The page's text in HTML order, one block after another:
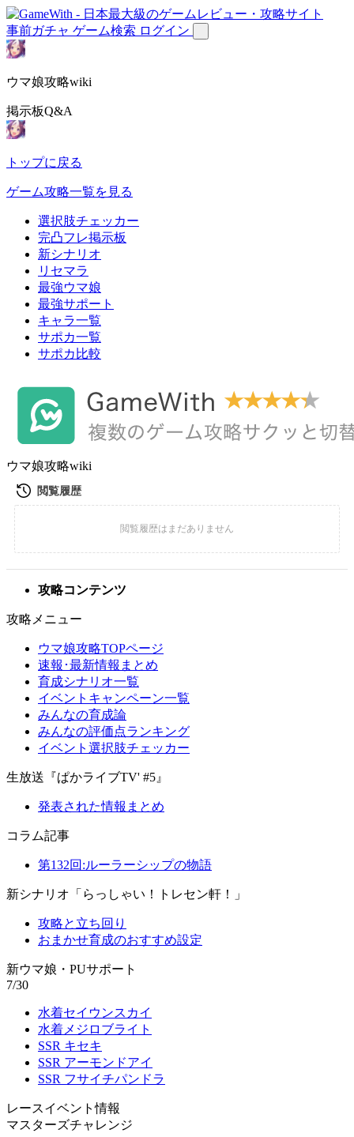
事前ガチャ ゲーム検索 ログイン
ウマ娘攻略wiki
掲示板Q&A
トップに戻る
ゲーム攻略一覧を見る
選択肢チェッカー
完凸フレ掲示板
新シナリオ
リセマラ
最強ウマ娘
最強サポート
キャラ一覧
サポカ一覧
サポカ比較
ウマ娘攻略wiki
攻略コンテンツ
攻略メニュー
ウマ娘攻略TOPページ
速報･最新情報まとめ
育成シナリオ一覧
イベントキャンペーン一覧
みんなの育成論
みんなの評価点ランキング
イベント選択肢チェッカー
生放送『ぱかライブTV' #5』
発表された情報まとめ
コラム記事
第132回:ルーラーシップの物語
新シナリオ「らっしゃい！トレセン軒！」
攻略と立ち回り
おまかせ育成のおすすめ設定
新ウマ娘・PUサポート
7/30
水着セイウンスカイ
水着メジロブライト
SSR キセキ
SSR アーモンドアイ
SSR フサイチパンドラ
レースイベント情報
マスターズチャレンジ